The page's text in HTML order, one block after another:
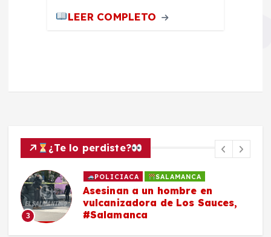
LEER COMPLETO
¿Te lo perdiste?
3
POLICIACA SALAMANCA
Asesinan a un hombre en
vulcanizadora de Los Sauces,
#Salamanca